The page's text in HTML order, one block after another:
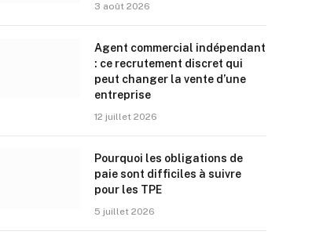
3 août 2026
Agent commercial indépendant
: ce recrutement discret qui
peut changer la vente d’une
entreprise
12 juillet 2026
Pourquoi les obligations de
paie sont difficiles à suivre
pour les TPE
5 juillet 2026